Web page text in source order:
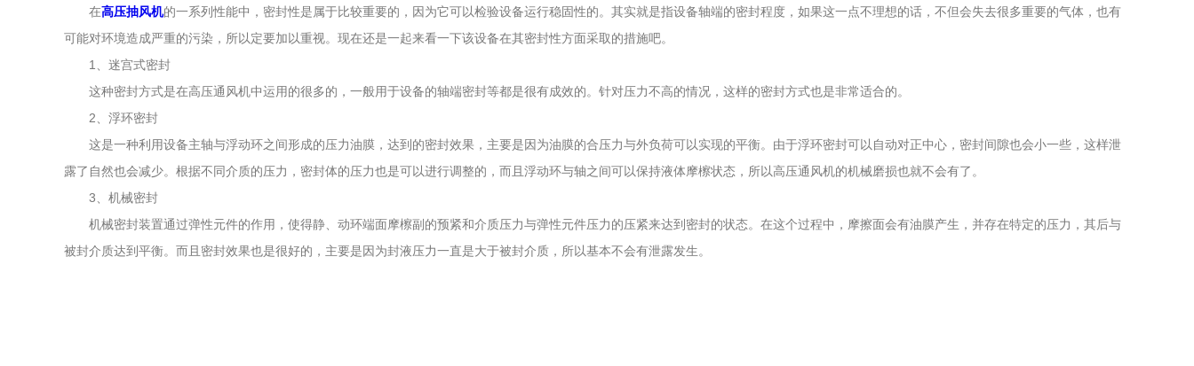
在高压抽风机的一系列性能中，密封性是属于比较重要的，因为它可以检验设备运行稳固性的。其实就是指设备轴端的密封程度，如果这一点不理想的话，不但会失去很多重要的气体，也有
可能对环境造成严重的污染，所以定要加以重视。现在还是一起来看一下该设备在其密封性方面采取的措施吧。
1、迷宫式密封
这种密封方式是在高压通风机中运用的很多的，一般用于设备的轴端密封等都是很有成效的。针对压力不高的情况，这样的密封方式也是非常适合的。
2、浮环密封
这是一种利用设备主轴与浮动环之间形成的压力油膜，达到的密封效果，主要是因为油膜的合压力与外负荷可以实现的平衡。由于浮环密封可以自动对正中心，密封间隙也会小一些，这样泄
露了自然也会减少。根据不同介质的压力，密封体的压力也是可以进行调整的，而且浮动环与轴之间可以保持液体摩檫状态，所以高压通风机的机械磨损也就不会有了。
3、机械密封
机械密封装置通过弹性元件的作用，使得静、动环端面摩檫副的预紧和介质压力与弹性元件压力的压紧来达到密封的状态。在这个过程中，摩擦面会有油膜产生，并存在特定的压力，其后与
被封介质达到平衡。而且密封效果也是很好的，主要是因为封液压力一直是大于被封介质，所以基本不会有泄露发生。